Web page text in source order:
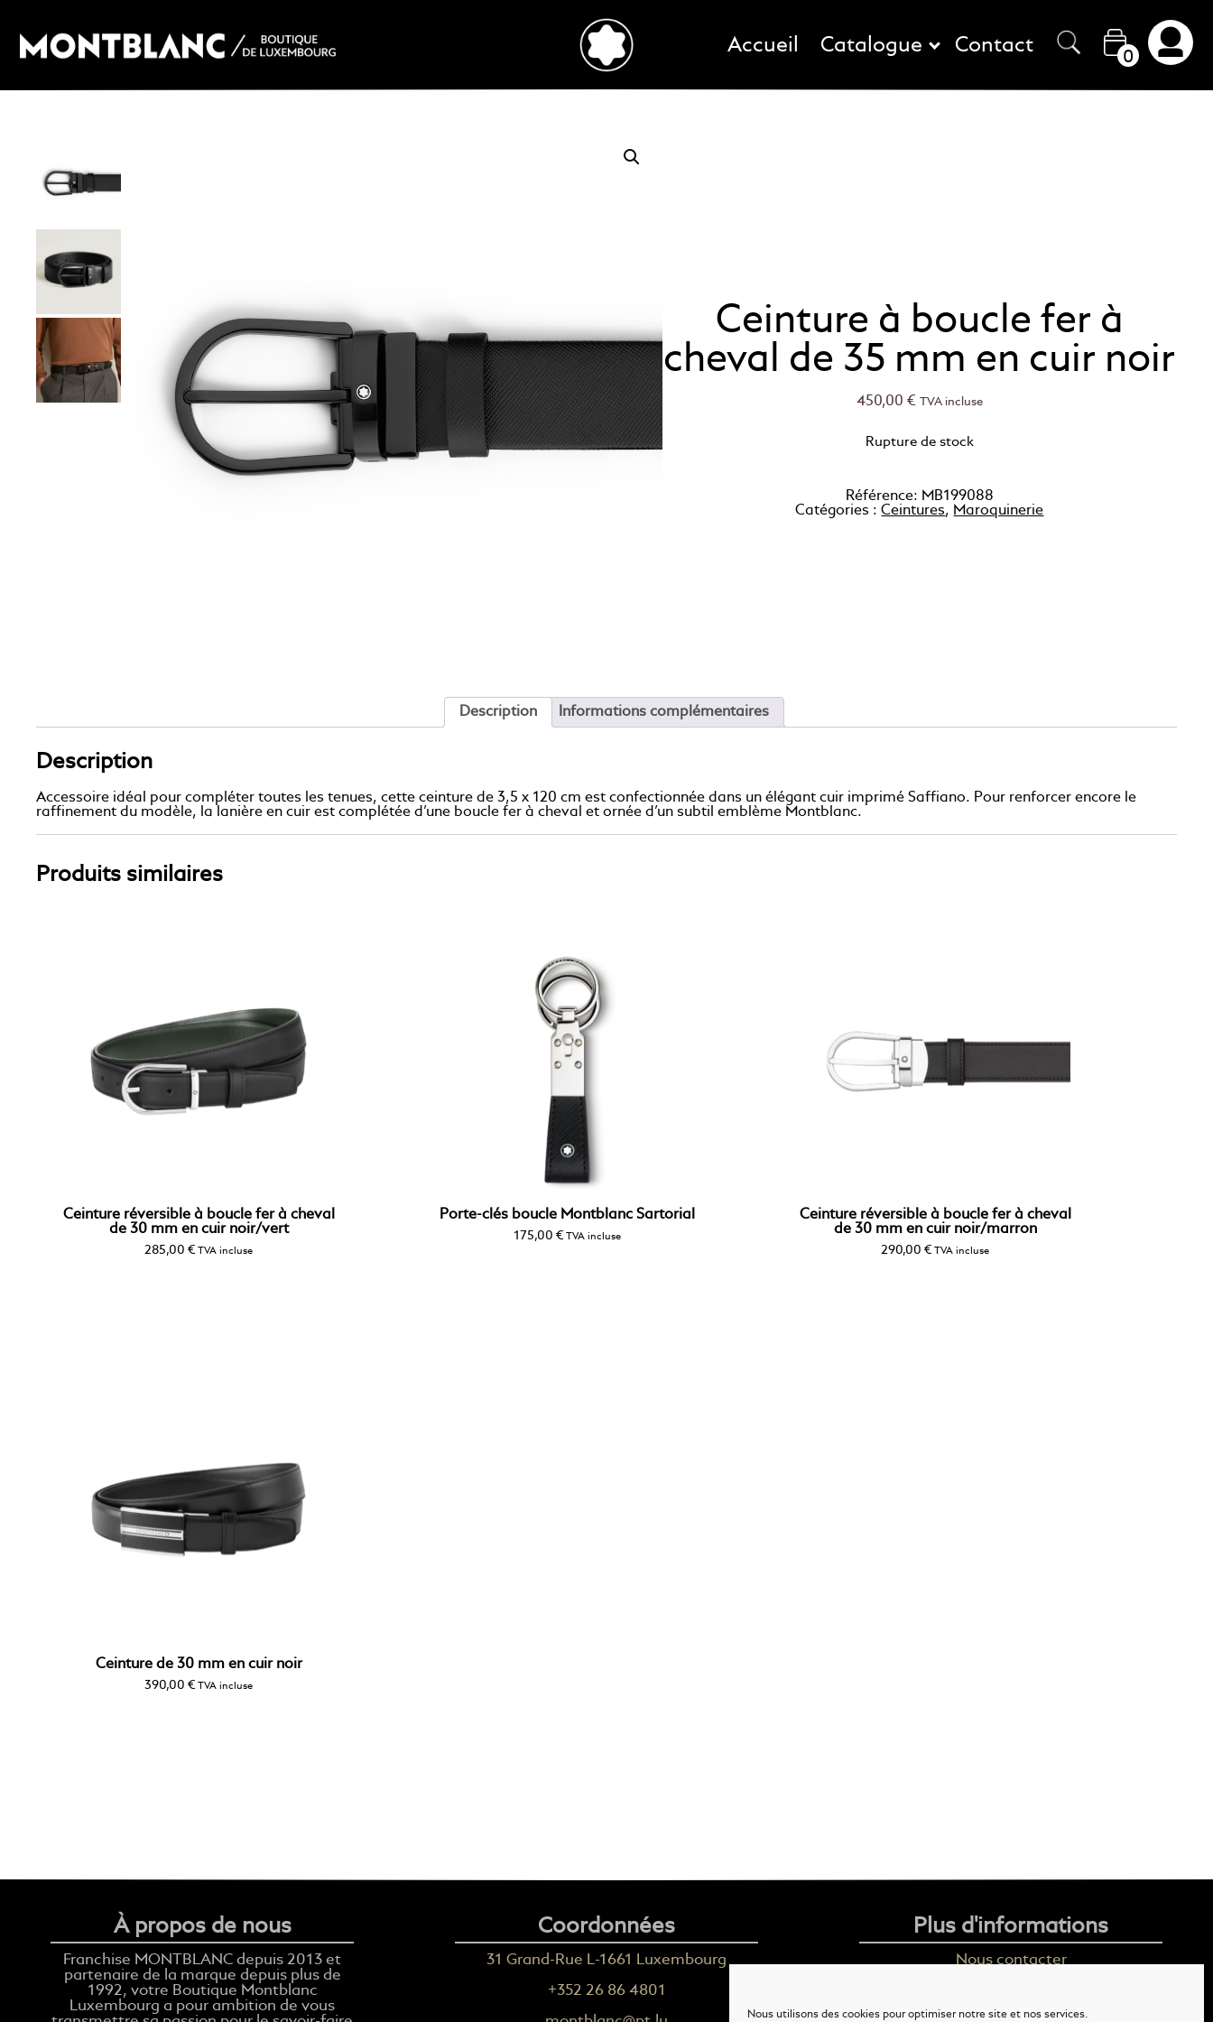
Nous utilisons des cookies pour optimiser notre site et nos services.
Accueil Catalogue Contact
0
Ceinture à boucle fer à
cheval de 35 mm en cuir noir
450,00 € TVA incluse
Rupture de stock
Référence: MB199088
Catégories :Ceintures, Maroquinerie
Description Informations complémentaires
Description
Accessoire idéal pour compléter toutes les tenues, cette ceinture de 3,5 x 120 cm est confectionnée dans un élégant cuir imprimé Saffiano. Pour renforcer encore le
raffinement du modèle, la lanière en cuir est complétée d’une boucle fer à cheval et ornée d’un subtil emblème Montblanc.
Produits similaires
Ceinture réversible à boucle fer à cheval
de 30 mm en cuir noir/vert
285,00 € TVA incluse
Porte-clés boucle Montblanc Sartorial
175,00 € TVA incluse
Ceinture réversible à boucle fer à cheval
de 30 mm en cuir noir/marron
290,00€ TVA incluse
Ceinture de 30 mm en cuir noir
390,00 € TVA incluse
À propos de nous
Franchise MONTBLANC depuis 2013 et
partenaire de la marque depuis plus de
1992, votre Boutique Montblanc
Luxembourg a pour ambition de vous
Coordonnées
31 Grand-Rue L-1661 Luxembourg
+352 26 86 4801
Plus d'informations
Nous contacter